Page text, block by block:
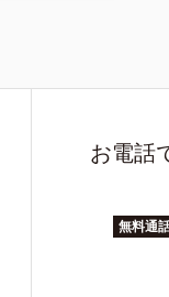
お電話
無料通